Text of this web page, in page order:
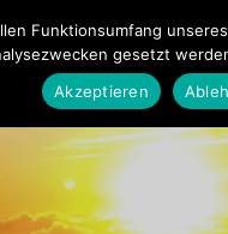
Funktionsumfang
gesetzt
Akzeptieren